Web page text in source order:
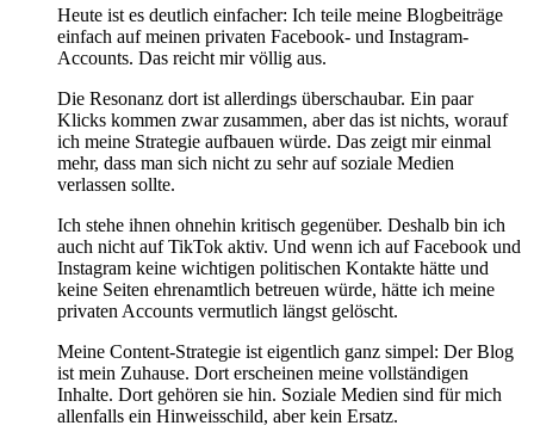
Heute ist es deutlich einfacher: Ich teile meine Blogbeiträge
einfach auf meinen privaten Facebook- und Instagram-
Accounts. Das reicht mir völlig aus.
Die Resonanz dort ist allerdings überschaubar. Ein paar
Klicks kommen zwar zusammen, aber das ist nichts, worauf
ich meine Strategie aufbauen würde. Das zeigt mir einmal
mehr, dass man sich nicht zu sehr auf soziale Medien
verlassen sollte.
Ich stehe ihnen ohnehin kritisch gegenüber. Deshalb bin ich
auch nicht auf TikTok aktiv. Und wenn ich auf Facebook und
Instagram keine wichtigen politischen Kontakte hätte und
keine Seiten ehrenamtlich betreuen würde, hätte ich meine
privaten Accounts vermutlich längst gelöscht.
Meine Content-Strategie ist eigentlich ganz simpel: Der Blog
ist mein Zuhause. Dort erscheinen meine vollständigen
Inhalte. Dort gehören sie hin. Soziale Medien sind für mich
allenfalls ein Hinweisschild, aber kein Ersatz.